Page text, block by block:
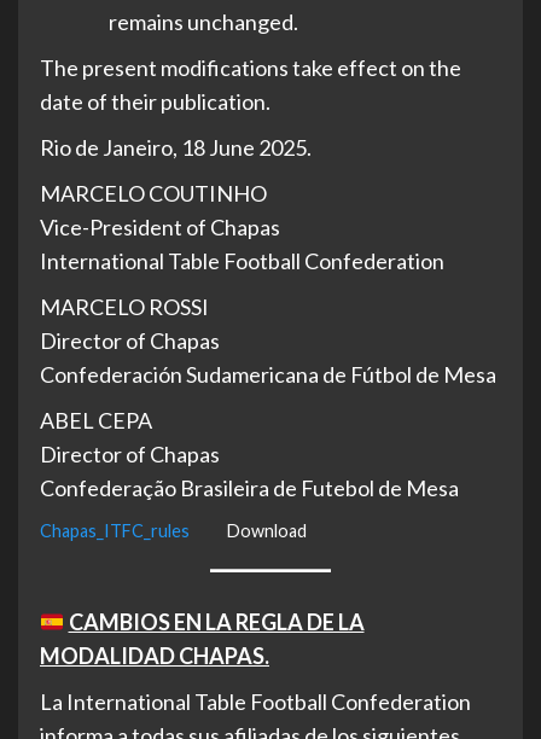
remains unchanged.
The present modifications take effect on the
date of their publication.
Rio de Janeiro, 18 June 2025.
MARCELO COUTINHO
Vice-President of Chapas
International Table Football Confederation
MARCELO ROSSI
Director of Chapas
Confederación Sudamericana de Fútbol de Mesa
ABEL CEPA
Director of Chapas
Confederação Brasileira de Futebol de Mesa
Chapas_ITFC_rules Download
CAMBIOS EN LA REGLA DE LA
MODALIDAD CHAPAS.
La International Table Football Confederation